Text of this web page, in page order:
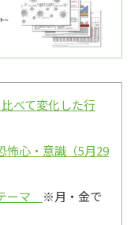
べて変化した行
怖心・意識（5月29
ーマ ※月・金で